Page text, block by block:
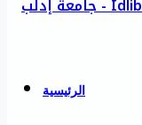
الرئيسية